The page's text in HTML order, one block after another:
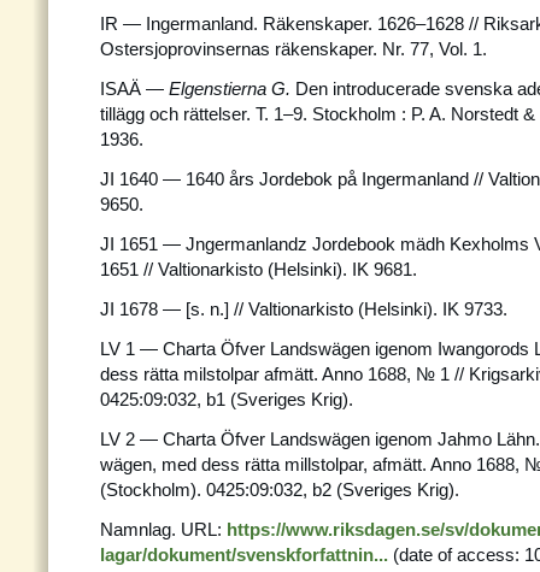
IR — Ingermanland. Räkenskaper. 1626–1628 //
Ostersjoprovinsernas räkenskaper. Nr. 77, Vol. 1.
ISAÄ — Elgenstierna G. Den introducerade svenska
tillägg och rättelser. T. 1–9. Stockholm : P. A. Norstedt
1936.
JI 1640 — 1640 års Jordebok på Ingermanland //
9650.
JI 1651 — Jngermanlandz Jordebook mädh Kexholms
1651 // Valtionarkisto (Helsinki). IK 9681.
JI 1678 — [s. n.] // Valtionarkisto (Helsinki). IK 9733.
LV 1 — Charta Öfver Landswägen igenom Iwangorods
dess rätta milstolpar afmätt. Anno 1688, № 1 //
0425:09:032, b1 (Sveriges Krig).
LV 2 — Charta Öfver Landswägen igenom Jahmo
wägen, med dess rätta millstolpar, afmätt. Anno 1688,
(Stockholm). 0425:09:032, b2 (Sveriges Krig).
Namnlag. URL: https://www.riksdagen.se/sv/
lagar/dokument/svenskforfattnin... (date of access: